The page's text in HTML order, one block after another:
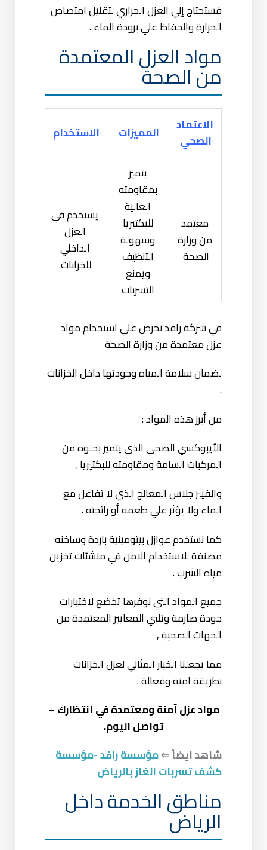
فستحتاج إلي العزل الحراري لتقليل امتصاص
الحرارة والحفاظ علي برودة الماء .
مواد العزل المعتمدة
من الصحة
الاعتماد
الصحي
المميزات الاستخدام
معتمد
من وزارة
الصحة
يتميز
بمقاومته
العالية
للبكتيريا
وسهولة
التنظيف
ويمنع
التسربات
يستخدم في
العزل
الداخلي
للخزانات
من وزارة
الصحة
مرن ,
خفيف
الوزن ,
الحرارة
ويصلح
للخزانات
البلاستيكية
معتمد
من وزارة
الصحة
قوي ضد
الرطوبة ,
مقاوم
التطبيق
علي
يستخدم في
العزل
والخزانات
الأرضية
معتمد
من وزارة
يقلل من
انتقال
الحرارة
بشكل كبير ,
ويحافظ
علي جودة
المياه
كعازل
حراري
والخزانات
في شركة رافد نحرص علي استخدام مواد
عزل معتمدة من وزارة الصحة
لضمان سلامة المياه وجودتها داخل الخزانات
.
من أبرز هذه المواد :
الأيبوكسي الصحي الذي يتميز بخلوه من
المركبات السامة ومقاومته للبكتيريا ,
والفيبر جلاس المعالج الذي لا تفاعل مع
الماء ولا يؤثر علي طعمه أو رائحته .
كما نستخدم عوازل بيتومينية باردة وساخنه
مصنفة للاستخدام الامن في منشئات تخزين
مياه الشرب .
جميع المواد التي نوفرها تخضع لاختبارات
جودة صارمة وتلبي المعايير المعتمدة من
الجهات الصحية ,
مما يجعلنا الخيار المثالي لعزل الخزانات
بطريقة امنة وفعالة .
مواد عزل آمنة ومعتمدة في انتظارك –
تواصل اليوم.
شاهد ايضاً ⇐مؤسسة رافد -مؤسسة
كشف تسربات الغاز بالرياض
مناطق الخدمة داخل
الرياض